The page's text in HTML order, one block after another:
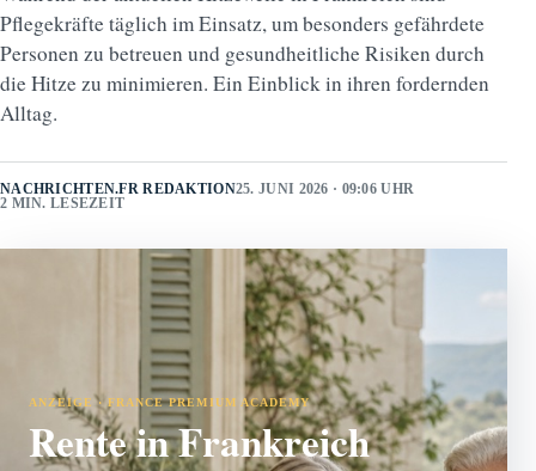
Pflegekräfte täglich im Einsatz, um besonders gefährdete
Personen zu betreuen und gesundheitliche Risiken durch
die Hitze zu minimieren. Ein Einblick in ihren fordernden
Alltag.
NACHRICHTEN.FR REDAKTION25. JUNI 2026 · 09:06 UHR
2 MIN. LESEZEIT
ANZEIGE · FRANCE PREMIUM ACADEMY
Rente in Frankreich